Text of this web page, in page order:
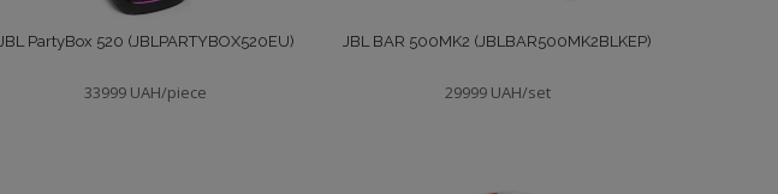
JBL PartyBox 520 (JBLPARTYBOX520EU)
33999 UAH/piece
JBL BAR 500MK2 (JBLBAR500MK2BLKEP)
29999 UAH/set